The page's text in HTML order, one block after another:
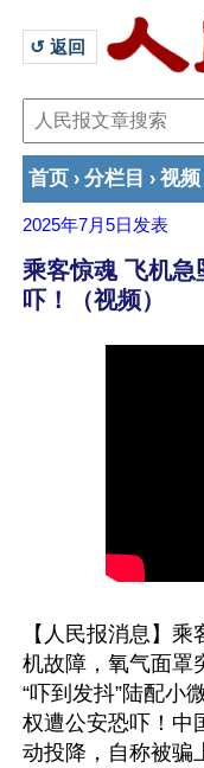
↺ 返回
首页 › 分栏目 › 视频
2025年7月5日 发表
乘客惊魂 飞机急
吓！（视频）
【人民报消息】乘
机故障，氧气面罩
“吓到发抖”陆配小
权遭公安恐吓！中
动投降，自称被骗